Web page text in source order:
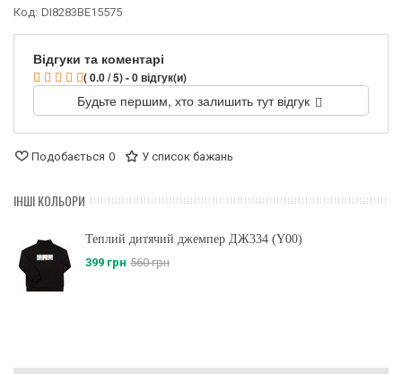
Код: DI8283BE15575
Відгуки та коментарі
( 0.0 / 5) - 0 відгук(и)
Будьте першим, хто залишить тут відгук
Подобається 0 У список бажань
ІНШІ КОЛЬОРИ
Теплий дитячий джемпер ДЖ334 (Y00)
399 грн 560 грн